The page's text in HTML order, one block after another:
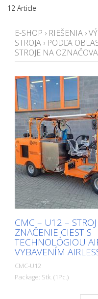
12 Article
E-SHOP › RIEŠENIA ›
STROJA › PODĽA
STROJE NA
CMC – U12 –
ZNAČENIE CIEST S
TECHNOLÓGIOU
VYBAVENÍM
CMC-U12
Package: Stk. (1Pc.)